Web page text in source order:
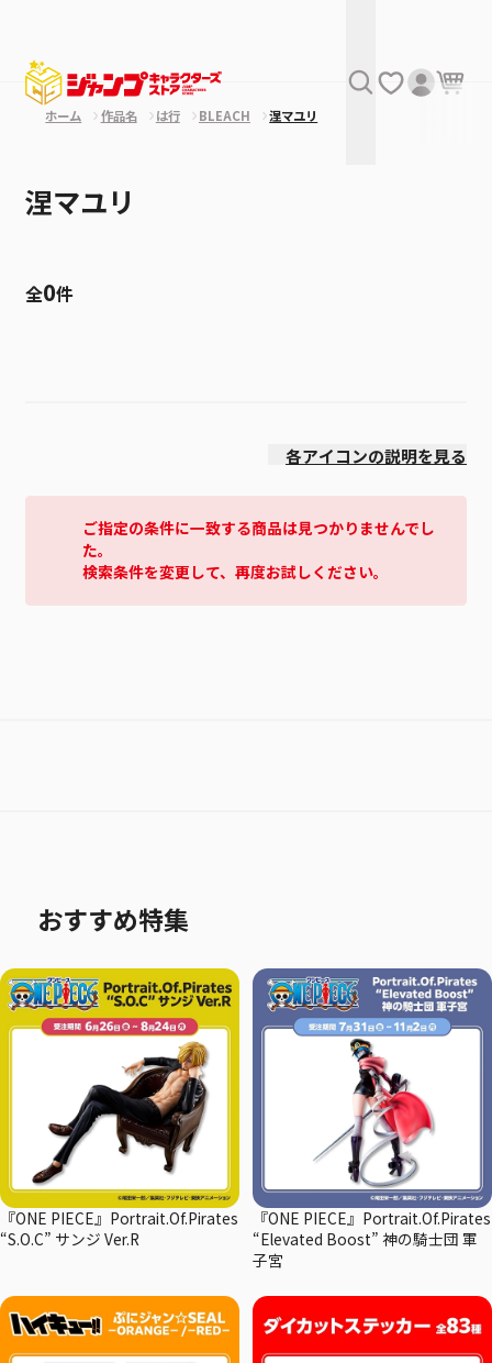
ホーム 作品名 は行 BLEACH 涅マユリ
涅マユリ
全0件
各アイコンの説明を見る
ご指定の条件に一致する商品は見つかりませんでし
た。
検索条件を変更して、再度お試しください。
おすすめ特集
『ONE PIECE』Portrait.Of.Pirates
“S.O.C” サンジ Ver.R
『ONE PIECE』Portrait.Of.Pirates
“Elevated Boost” 神の騎士団 軍
子宮